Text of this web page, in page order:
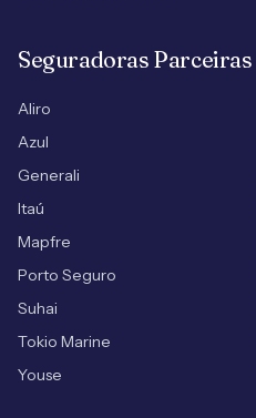
Seguradoras Parceiras
Aliro
Azul
Generali
Itaú
Mapfre
Porto Seguro
Suhai
Tokio Marine
Youse